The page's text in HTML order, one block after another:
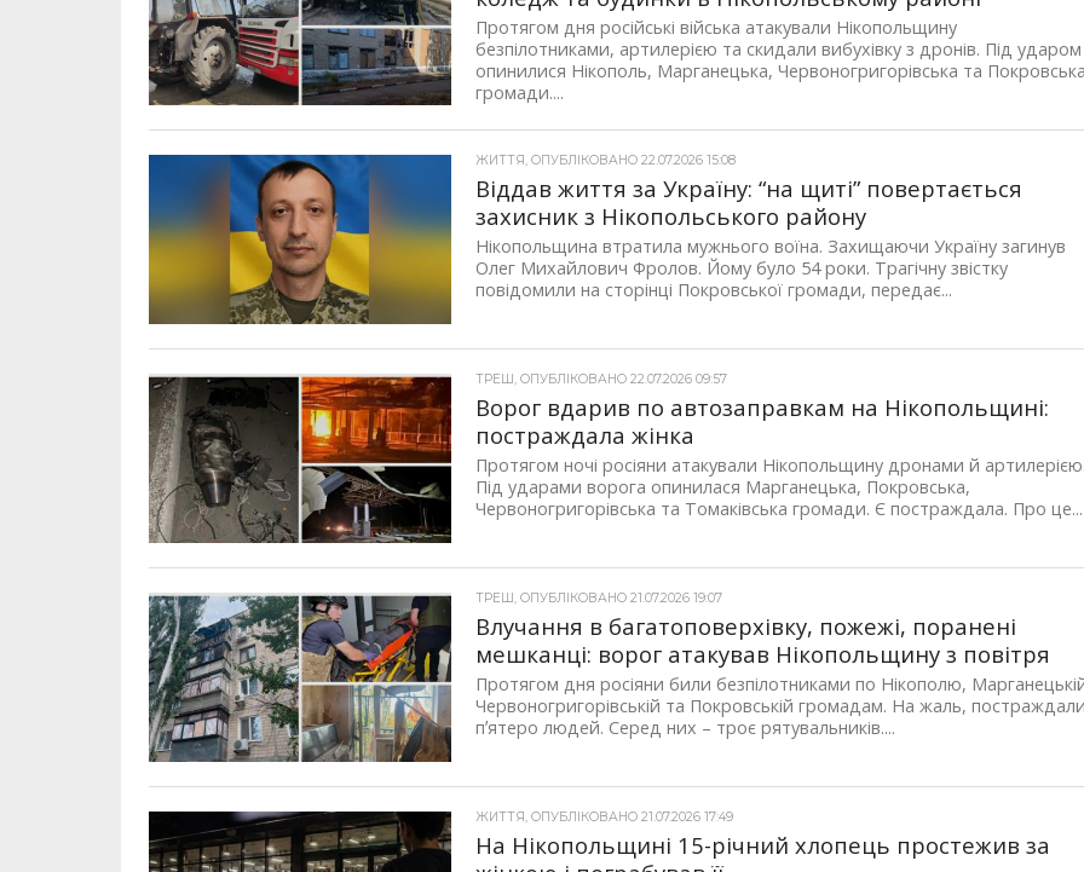
Протягом дня російські війська атакували Нікопольщину
безпілотниками, артилерією та скидали вибухівку з дронів. Під ударом
опинилися Нікополь, Марганецька, Червоногригорівська та
громади....
ЖИТТЯ, ОПУБЛІКОВАНО 22.07.2026 15:08
Віддав життя за Україну: “на щиті” повертається
захисник з Нікопольського району
Нікопольщина втратила мужнього воїна. Захищаючи Україну загинув
Олег Михайлович Фролов. Йому було 54 роки. Трагічну звістку
повідомили на сторінці Покровської громади, передає...
ТРЕШ, ОПУБЛІКОВАНО 22.07.2026 09:57
Ворог вдарив по автозаправкам на Нікопольщині:
постраждала жінка
Протягом ночі росіяни атакували Нікопольщину дронами й
Під ударами ворога опинилася Марганецька, Покровська,
Червоногригорівська та Томаківська громади. Є постраждала. Про це...
ТРЕШ, ОПУБЛІКОВАНО 21.07.2026 19:07
Влучання в багатоповерхівку, пожежі, поранені
мешканці: ворог атакував Нікопольщину з повітря
Протягом дня росіяни били безпілотниками по Нікополю,
Червоногригорівській та Покровській громадам. На жаль,
пʼятеро людей. Серед них – троє рятувальників....
ЖИТТЯ, ОПУБЛІКОВАНО 21.07.2026 17:49
На Нікопольщині 15-річний хлопець простежив за